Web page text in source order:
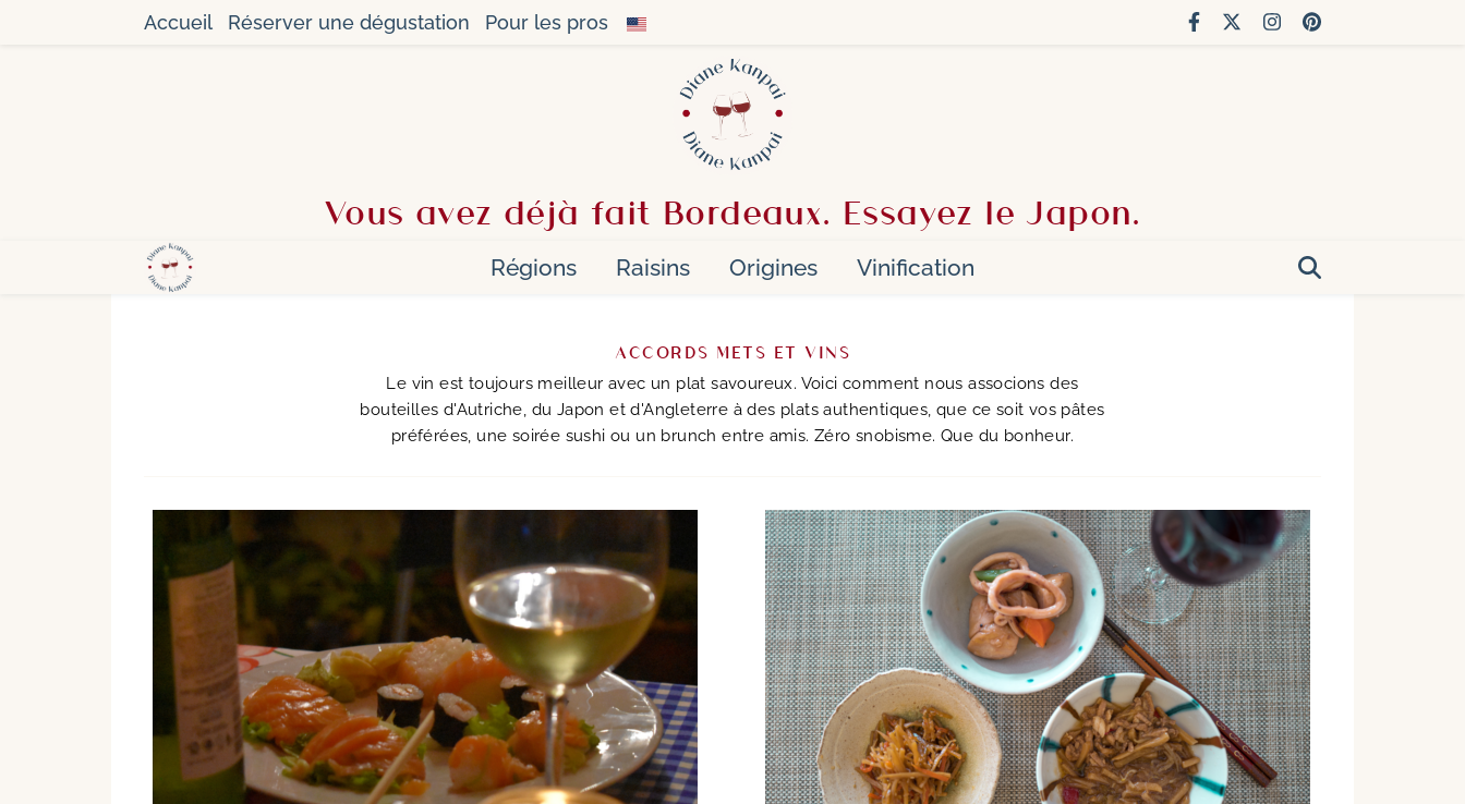
Accueil Réserver une dégustation Pour les pros
Vous avez déjà fait Bordeaux. Essayez le Japon.
Régions Raisins Origines Vinification
ACCORDS METS ET VINS
Le vin est toujours meilleur avec un plat savoureux. Voici comment nous associons des
bouteilles d'Autriche, du Japon et d'Angleterre à des plats authentiques, que ce soit vos pâtes
préférées, une soirée sushi ou un brunch entre amis. Zéro snobisme. Que du bonheur.